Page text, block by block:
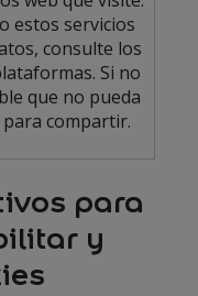
estos servicios
consulte los
Si no
que no pueda
compartir.
para
y